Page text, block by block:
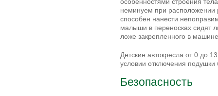
неминуем при расположении
способен нанести
малыши в переносках сидят
ложе закрепленного в
Детские автокресла от 0 до
условии отключения подушки
Безопасность